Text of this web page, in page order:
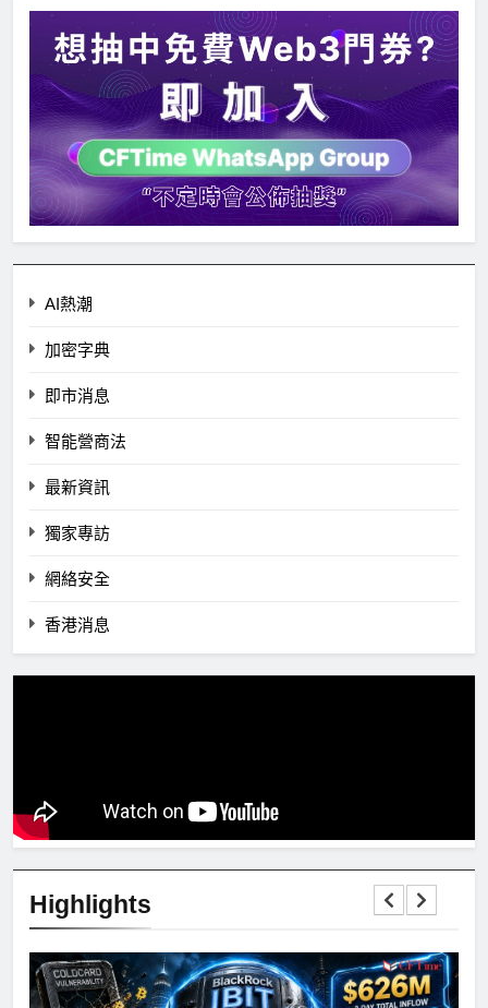
AI熱潮
加密字典
即市消息
智能營商法
最新資訊
獨家專訪
網絡安全
香港消息
Highlights